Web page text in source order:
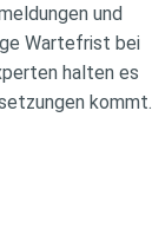
und
Wartefrist bei
halten es
kommt.